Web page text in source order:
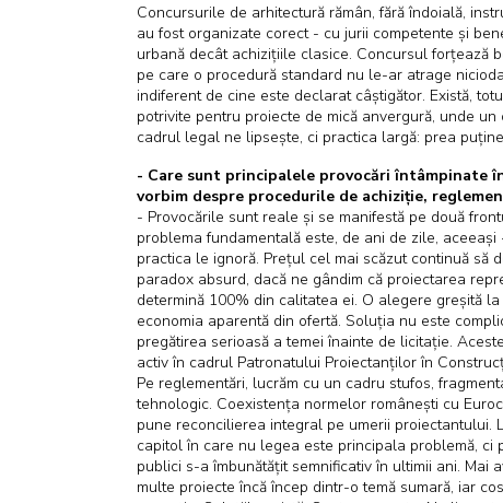
Concursurile de arhitectură rămân, fără îndoială,
au fost organizate corect - cu jurii competente și
urbană decât achizițiile clasice. Concursul forțează
pe care o procedură standard nu le-ar atrage
indiferent de cine este declarat câștigător. Există,
potrivite pentru proiecte de mică anvergură, unde
cadrul legal ne lipsește, ci practica largă: prea
- Care sunt principalele provocări întâmpinate
vorbim despre procedurile de achiziție,
- Provocările sunt reale și se manifestă pe două
problema fundamentală este, de ani de zile,
practica le ignoră. Prețul cel mai scăzut continuă să
paradox absurd, dacă ne gândim că proiectarea
determină 100% din calitatea ei. O alegere greșită
economia aparentă din ofertă. Soluția nu este
pregătirea serioasă a temei înainte de licitație.
activ în cadrul Patronatului Proiectanților în
Pe reglementări, lucrăm cu un cadru stufos,
tehnologic. Coexistența normelor românești cu
pune reconcilierea integral pe umerii
capitol în care nu legea este principala problemă,
publici s-a îmbunătățit semnificativ în ultimii ani. Mai
multe proiecte încă încep dintr-o temă sumară, iar